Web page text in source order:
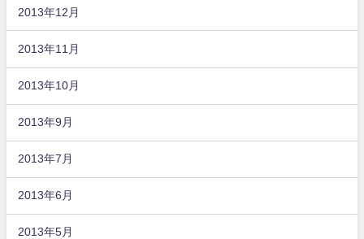
2013年12月
2013年11月
2013年10月
2013年9月
2013年7月
2013年6月
2013年5月